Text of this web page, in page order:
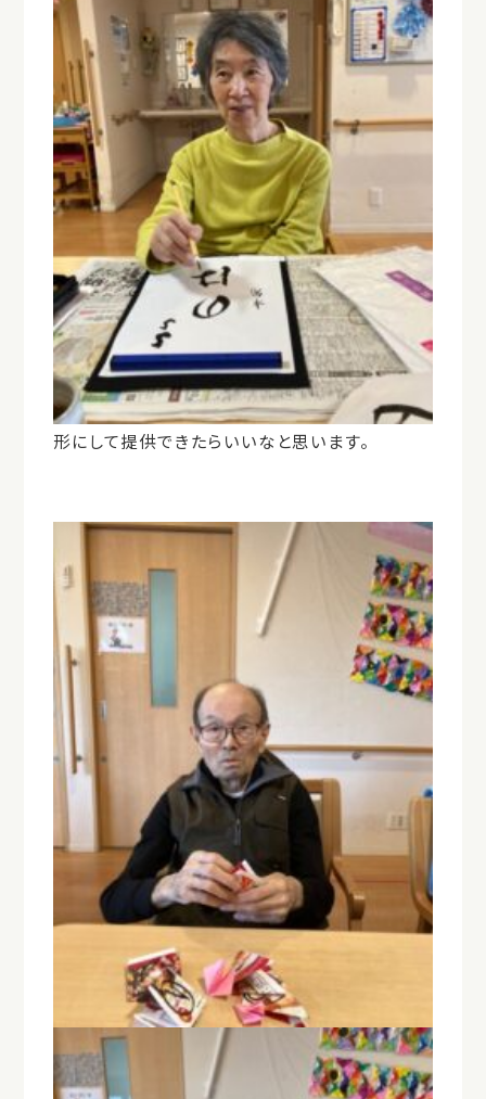
形にして提供できたらいいなと思います。